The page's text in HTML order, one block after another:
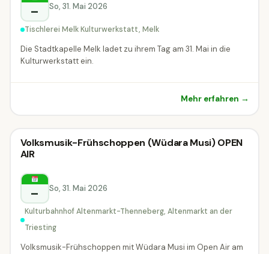
– So, 31. Mai 2026
Tischlerei Melk Kulturwerkstatt, Melk
Die Stadtkapelle Melk ladet zu ihrem Tag am 31. Mai in die
Kulturwerkstatt ein.
Mehr erfahren →
Konzert
Konzert
Volksmusik-Frühschoppen (Wüdara Musi) OPEN
AIR
– So, 31. Mai 2026
Kulturbahnhof Altenmarkt-Thenneberg, Altenmarkt an der
Triesting
Volksmusik-Frühschoppen mit Wüdara Musi im Open Air am